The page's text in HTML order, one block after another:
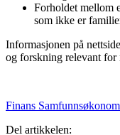
Forholdet mellom
som ikke er
Informasjonen på
og forskning relevant
Finans
Del artikkelen: